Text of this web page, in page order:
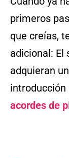
primeros
que creías,
adicional: El
adquieran
acordes de